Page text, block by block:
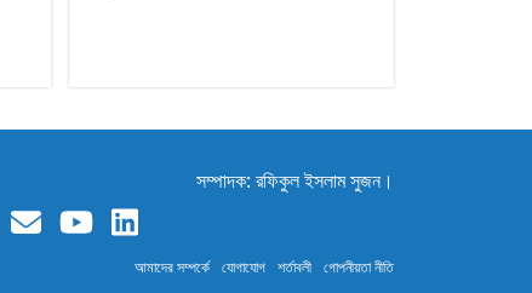
সম্পাদক: রফিকুল ইসলাম সুজন।
আমাদের সম্পর্কে যোগাযোগ শর্তাবলী গোপনীয়তা নীতি